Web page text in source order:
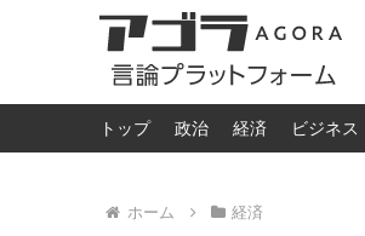
トップ 政治 経済 ビジネス
ホーム 経済